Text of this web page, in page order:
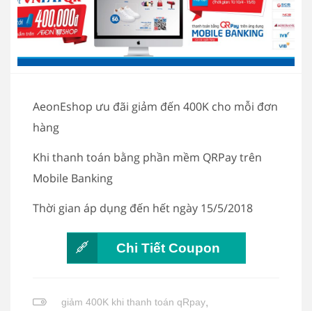
AeonEshop ưu đãi giảm đến 400K cho mỗi đơn
hàng
Khi thanh toán bằng phần mềm QRPay trên
Mobile Banking
Thời gian áp dụng đến hết ngày 15/5/2018
Chi Tiết Coupon
giảm 400K khi thanh toán qRpay,